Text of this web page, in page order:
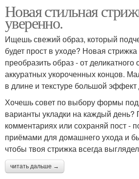
Новая стильная
уверенно.
Ищешь свежий образ, который
будет прост в уходе? Новая
преобразить образ - от
аккуратных укороченных концов.
в длине и текстуре большой эффект
Хочешь совет по выбору формы под
варианты укладки на каждый
комментариях или сохраняй пост -
приёмами для домашнего ухода и
чтобы твоя стрижка всегда
читать дальше →